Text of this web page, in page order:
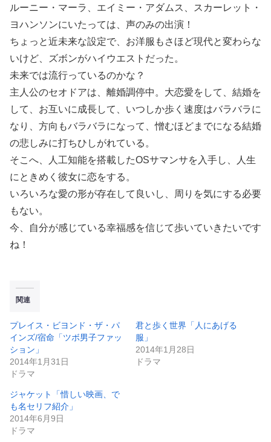
ルーニー・マーラ、エイミー・アダムス、スカーレット・
ヨハンソンにいたっては、声のみの出演！
ちょっと近未来な設定で、お洋服もさほど現代と変わらな
いけど、ズボンがハイウエストだった。
未来では流行っているのかな？
主人公のセオドアは、離婚調停中。大恋愛をして、結婚を
して、お互いに成長して、いつしか歩く速度はバラバラに
なり、方向もバラバラになって、憎むほどまでになる結婚
の悲しみに打ちひしがれている。
そこへ、人工知能を搭載したOSサマンサを入手し、人生
にときめく彼女に恋をする。
いろいろな愛の形が存在して良いし、周りを気にする必要
もない。
今、自分が感じている幸福感を信じて歩いていきたいです
ね！
関連
プレイス・ビヨンド・ザ・パ
インズ/宿命「ツボ男子ファッ
ション」
2014年1月31日
ドラマ
君と歩く世界「人にあげる
服」
2014年1月28日
ドラマ
ジャケット「惜しい映画、で
も名セリフ紹介」
2014年6月9日
ドラマ